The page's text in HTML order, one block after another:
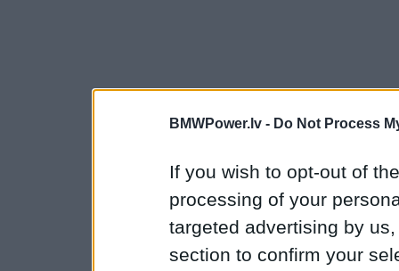
BMWPower.lv - Do Not Process
If you wish to opt-out of
processing of your
targeted advertising by
section to confirm your